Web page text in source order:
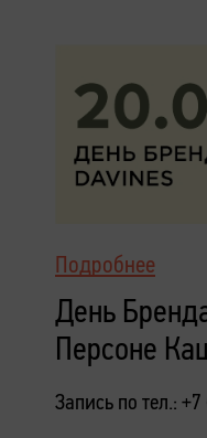
Подробнее
День
Персоне
Запись по тел.: